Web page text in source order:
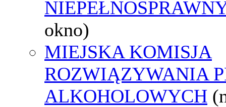
okno)
MIEJSKA KOMISJA
ROZWIĄZYWANIA
ALKOHOLOWYCH